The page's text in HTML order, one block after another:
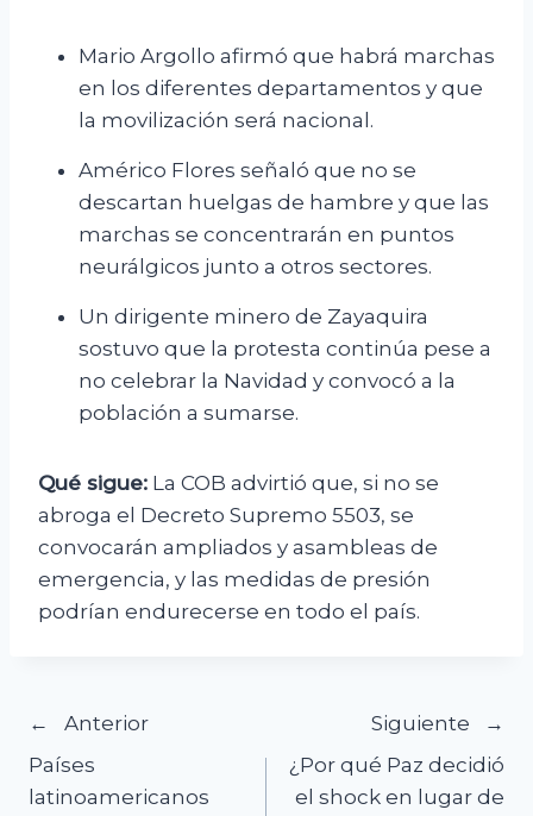
Mario Argollo afirmó que habrá marchas
en los diferentes departamentos y que
la movilización será nacional.
Américo Flores señaló que no se
descartan huelgas de hambre y que las
marchas se concentrarán en puntos
neurálgicos junto a otros sectores.
Un dirigente minero de Zayaquira
sostuvo que la protesta continúa pese a
no celebrar la Navidad y convocó a la
población a sumarse.
Qué sigue: La COB advirtió que, si no se
abroga el Decreto Supremo 5503, se
convocarán ampliados y asambleas de
emergencia, y las medidas de presión
podrían endurecerse en todo el país.
Navegación
de
Anterior
Países
latinoamericanos
Siguiente
¿Por qué Paz decidió
el shock en lugar de